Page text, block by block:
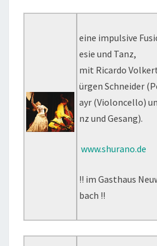
eine impulsive
esie und Tanz,
mit Ricardo
ürgen Schneider
ayr (Violoncello)
nz und Gesang).
www.shurano.de
!! im Gasthaus
bach !!